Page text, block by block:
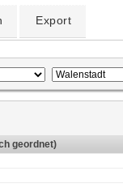
Export
geordnet)